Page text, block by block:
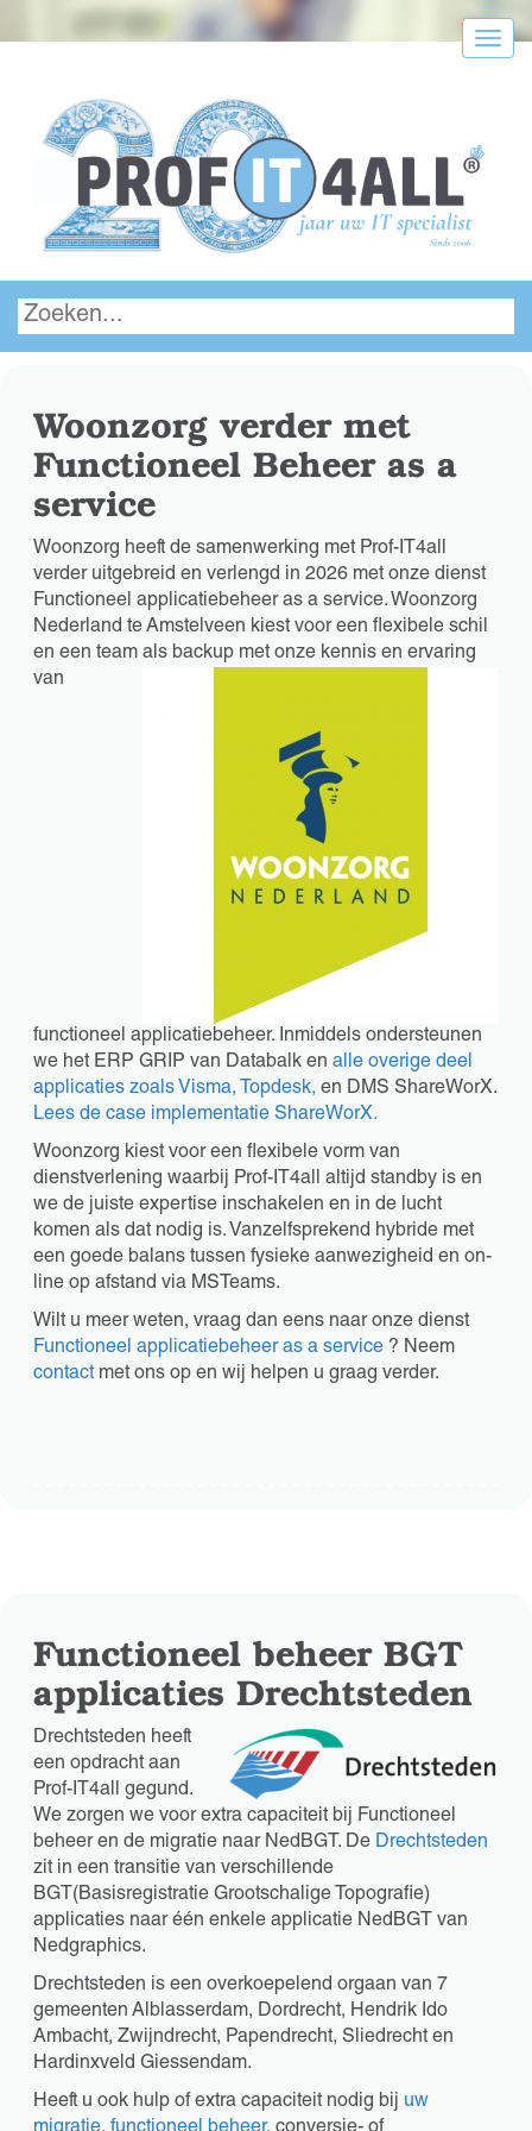
Menu
Woonzorg verder met
Functioneel Beheer as a
service
Woonzorg heeft de samenwerking met Prof-IT4all
verder uitgebreid en verlengd in 2026 met onze dienst
Functioneel applicatiebeheer as a service. Woonzorg
Nederland te Amstelveen kiest voor een flexibele schil
en een team als backup met onze kennis en ervaring
van
functioneel applicatiebeheer. Inmiddels ondersteunen
we het ERP GRIP van Databalk en alle overige deel
applicaties zoals Visma, Topdesk, en DMS ShareWorX.
Lees de case implementatie ShareWorX.
Woonzorg kiest voor een flexibele vorm van
dienstverlening waarbij Prof-IT4all altijd standby is en
we de juiste expertise inschakelen en in de lucht
komen als dat nodig is. Vanzelfsprekend hybride met
een goede balans tussen fysieke aanwezigheid en on-
line op afstand via MSTeams.
Wilt u meer weten, vraag dan eens naar onze dienst
Functioneel applicatiebeheer as a service ? Neem
contact met ons op en wij helpen u graag verder.
Functioneel beheer BGT
applicaties Drechtsteden
Drechtsteden heeft
een opdracht aan
Prof-IT4all gegund.
We zorgen we voor extra capaciteit bij Functioneel
beheer en de migratie naar NedBGT. De Drechtsteden
zit in een transitie van verschillende
BGT(Basisregistratie Grootschalige Topografie)
applicaties naar één enkele applicatie NedBGT van
Nedgraphics.
Drechtsteden is een overkoepelend orgaan van 7
gemeenten Alblasserdam, Dordrecht, Hendrik Ido
Ambacht, Zwijndrecht, Papendrecht, Sliedrecht en
Hardinxveld Giessendam.
Heeft u ook hulp of extra capaciteit nodig bij uw